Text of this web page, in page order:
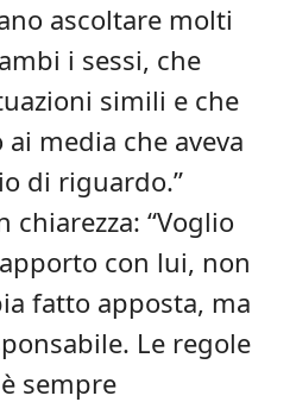
ascoltare molti
i sessi, che
simili e che
media che aveva
di riguardo.”
“Voglio
con lui, non
fatto apposta, ma
Le regole
sempre